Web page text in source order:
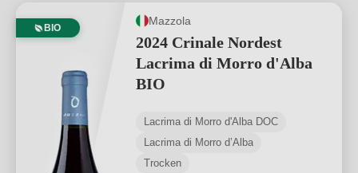
BIO
Mazzola
2024 Crinale Nordest
Lacrima di Morro d'Alba
BIO
Lacrima di Morro d'Alba DOC
Lacrima di Morro d’Alba
Trocken